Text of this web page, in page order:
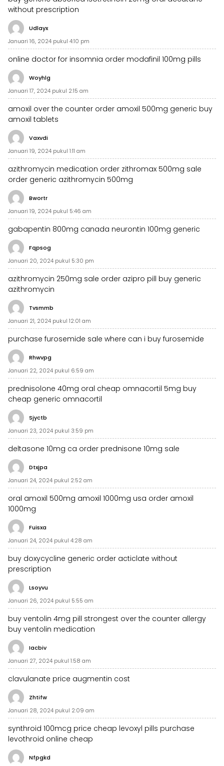
without prescription
Udlayx
Januari 16, 2024 pukul 4:10 pm
online doctor for insomnia order modafinil 100mg pills
Woyhlg
Januari 17, 2024 pukul 2:15 am
amoxil over the counter order amoxil 500mg generic buy
amoxil tablets
Vaxvdi
Januari 19, 2024 pukul 1:11 am
azithromycin medication order zithromax 500mg sale
order generic azithromycin 500mg
Bwortr
Januari 19, 2024 pukul 5:46 am
gabapentin 800mg canada neurontin 100mg generic
Fqpsog
Januari 20, 2024 pukul 5:30 pm
azithromycin 250mg sale order azipro pill buy generic
azithromycin
Tvsmmb
Januari 21, 2024 pukul 12:01 am
purchase furosemide sale where can i buy furosemide
Rhwvpg
Januari 22, 2024 pukul 6:59 am
prednisolone 40mg oral cheap omnacortil 5mg buy
cheap generic omnacortil
Sjyctb
Januari 23, 2024 pukul 3:59 pm
deltasone 10mg ca order prednisone 10mg sale
Dtxjpa
Januari 24, 2024 pukul 2:52 am
oral amoxil 500mg amoxil 1000mg usa order amoxil
1000mg
Fuisxa
Januari 24, 2024 pukul 4:28 am
buy doxycycline generic order acticlate without
prescription
Lsoyvu
Januari 26, 2024 pukul 5:55 am
buy ventolin 4mg pill strongest over the counter allergy
buy ventolin medication
Iacbiv
Januari 27, 2024 pukul 1:58 am
clavulanate price augmentin cost
Zhtifw
Januari 28, 2024 pukul 2:09 am
synthroid 100mcg price cheap levoxyl pills purchase
levothroid online cheap
Nfpgkd